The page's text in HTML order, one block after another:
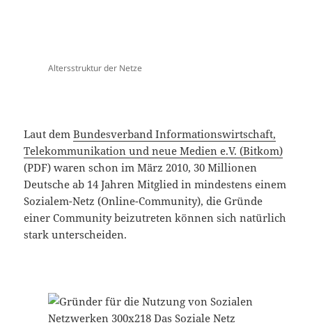
Altersstruktur der Netze
Laut demBundesverband Informationswirtschaft,
Telekommunikation und neue Medien e.V. (Bitkom)
(PDF) waren schon im März 2010, 30 Millionen
Deutsche ab 14 Jahren Mitglied in mindestens einem
Sozialem-Netz (Online-Community), die Gründe
einer Community beizutreten können sich natürlich
stark unterscheiden.